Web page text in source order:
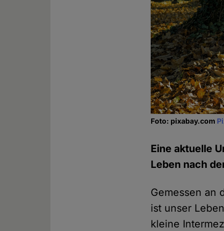
Foto: pixabay.com
Eine aktuelle
Leben nach
Gemessen an
ist unser
kleine